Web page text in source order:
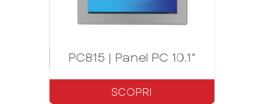
PC815 | Panel PC 10.1"
SCOPRI